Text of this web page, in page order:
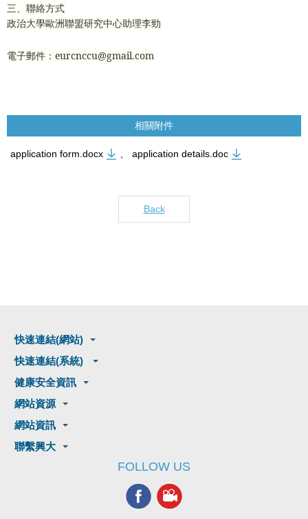
三、聯絡方式
政治大學歐洲聯盟研究中心助理李勁
電子郵件： eurcnccu@gmail.com
相關附件
application form.docx application details.doc
Back
快速連結(網站)
快速連結(系統)
健康安全資訊
網站資源
網站資訊
聯繫興大
FOLLOW US